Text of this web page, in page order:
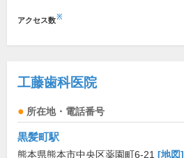
アクセス数※
工藤歯科医院
所在地・電話番号
黒髪町駅
熊本県熊本市中央区薬園町6-21 [地図]